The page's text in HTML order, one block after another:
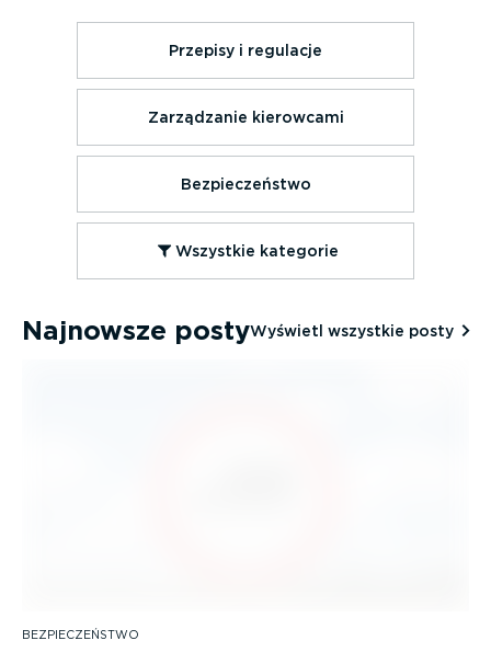
Przepisy i regulacje
Zarządzanie kierowcami
Bezpieczeństwo
Wszystkie kategorie
Najnowsze postyWyświetl wszystkie posty
BEZPIECZEŃSTWO